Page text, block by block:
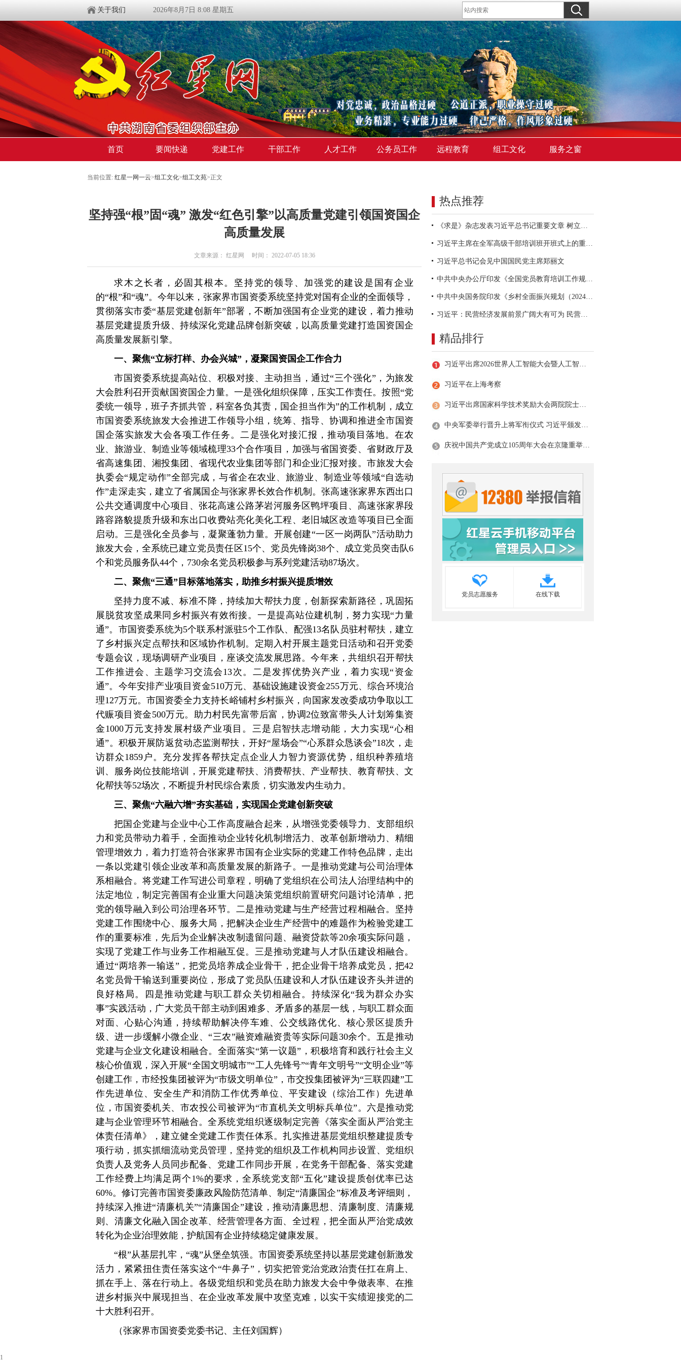
关于我们 2026年8月7日 8:08 星期五
首页 要闻快递 党建工作 干部工作 人才工作 公务员工作 远程教育 组工文化 服务之窗
当前位置: 红星一网一云>组工文化>组工文苑>正文
坚持强“根”固“魂” 激发“红色引擎”以高质量党建引领国资国企
高质量发展
文章来源： 红星网 时间： 2022-07-05 18:36
求木之长者，必固其根本。坚持党的领导、加强党的建设是国有企业
的“根”和“魂”。今年以来，张家界市国资委系统坚持党对国有企业的全面领导，
贯彻落实市委“基层党建创新年”部署，不断加强国有企业党的建设，着力推动
基层党建提质升级、持续深化党建品牌创新突破，以高质量党建打造国资国企
高质量发展新引擎。
一、聚焦“立标打样、办会兴城”，凝聚国资国企工作合力
市国资委系统提高站位、积极对接、主动担当，通过“三个强化”，为旅发
大会胜利召开贡献国资国企力量。一是强化组织保障，压实工作责任。按照“党
委统一领导，班子齐抓共管，科室各负其责，国企担当作为”的工作机制，成立
市国资委系统旅发大会推进工作领导小组，统筹、指导、协调和推进全市国资
国企落实旅发大会各项工作任务。二是强化对接汇报，推动项目落地。在农
业、旅游业、制造业等领域梳理33个合作项目，加强与省国资委、省财政厅及
省高速集团、湘投集团、省现代农业集团等部门和企业汇报对接。市旅发大会
执委会“规定动作”全部完成，与省企在农业、旅游业、制造业等领域“自选动
作”走深走实，建立了省属国企与张家界长效合作机制。张高速张家界东西出口
公共交通调度中心项目、张花高速公路茅岩河服务区鸭坪项目、高速张家界段
路容路貌提质升级和东出口收费站亮化美化工程、老旧城区改造等项目已全面
启动。三是强化全员参与，凝聚蓬勃力量。开展创建“一区一岗两队”活动助力
旅发大会，全系统已建立党员责任区15个、党员先锋岗38个、成立党员突击队6
个和党员服务队44个，730余名党员积极参与系列党建活动87场次。
二、聚焦“三通”目标落地落实，助推乡村振兴提质增效
坚持力度不减、标准不降，持续加大帮扶力度，创新探索新路径，巩固拓
展脱贫攻坚成果同乡村振兴有效衔接。一是提高站位建机制，努力实现“力量
通”。市国资委系统为5个联系村派驻5个工作队、配强13名队员驻村帮扶，建立
了乡村振兴定点帮扶和区域协作机制。定期入村开展主题党日活动和召开党委
专题会议，现场调研产业项目，座谈交流发展思路。今年来，共组织召开帮扶
工作推进会、主题学习交流会13次。二是发挥优势兴产业，着力实现“资金
通”。今年安排产业项目资金510万元、基础设施建设资金255万元、综合环境治
理127万元。市国资委全力支持长峪铺村乡村振兴，向国家发改委成功争取以工
代赈项目资金500万元。助力村民先富带后富，协调2位致富带头人计划筹集资
金1000万元支持发展村级产业项目。三是启智扶志增动能，大力实现“心相
通”。积极开展防返贫动态监测帮扶，开好“屋场会”“心系群众恳谈会”18次，走
访群众1859户。充分发挥各帮扶定点企业人力智力资源优势，组织种养殖培
训、服务岗位技能培训，开展党建帮扶、消费帮扶、产业帮扶、教育帮扶、文
化帮扶等52场次，不断提升村民综合素质，切实激发内生动力。
三、聚焦“六融六增”夯实基础，实现国企党建创新突破
把国企党建与企业中心工作高度融合起来，从增强党委领导力、支部组织
力和党员带动力着手，全面推动企业转化机制增活力、改革创新增动力、精细
管理增效力，着力打造符合张家界市国有企业实际的党建工作特色品牌，走出
一条以党建引领企业改革和高质量发展的新路子。一是推动党建与公司治理体
系相融合。将党建工作写进公司章程，明确了党组织在公司法人治理结构中的
法定地位，制定完善国有企业重大问题决策党组织前置研究问题讨论清单，把
党的领导融入到公司治理各环节。二是推动党建与生产经营过程相融合。坚持
党建工作围绕中心、服务大局，把解决企业生产经营中的难题作为检验党建工
作的重要标准，先后为企业解决改制遗留问题、融资贷款等20余项实际问题，
实现了党建工作与业务工作相融互促。三是推动党建与人才队伍建设相融合。
通过“两培养一输送”，把党员培养成企业骨干，把企业骨干培养成党员，把42
名党员骨干输送到重要岗位，形成了党员队伍建设和人才队伍建设齐头并进的
良好格局。四是推动党建与职工群众关切相融合。持续深化“我为群众办实
事”实践活动，广大党员干部主动到困难多、矛盾多的基层一线，与职工群众面
对面、心贴心沟通，持续帮助解决停车难、公交线路优化、核心景区提质升
级、进一步缓解小微企业、“三农”融资难融资贵等实际问题30余个。五是推动
党建与企业文化建设相融合。全面落实“第一议题”，积极培育和践行社会主义
核心价值观，深入开展“全国文明城市”“工人先锋号”“青年文明号”“文明企业”等
创建工作，市经投集团被评为“市级文明单位”，市交投集团被评为“三联四建”工
作先进单位、安全生产和消防工作优秀单位、平安建设（综治工作）先进单
位，市国资委机关、市农投公司被评为“市直机关文明标兵单位”。六是推动党
建与企业管理环节相融合。全系统党组织逐级制定完善《落实全面从严治党主
体责任清单》，建立健全党建工作责任体系。扎实推进基层党组织整建提质专
项行动，抓实抓细流动党员管理，坚持党的组织及工作机构同步设置、党组织
负责人及党务人员同步配备、党建工作同步开展，在党务干部配备、落实党建
工作经费上均满足两个1%的要求，全系统党支部“五化”建设提质创优率已达
60%。修订完善市国资委廉政风险防范清单、制定“清廉国企”标准及考评细则，
持续深入推进“清廉机关”“清廉国企”建设，推动清廉思想、清廉制度、清廉规
则、清廉文化融入国企改革、经营管理各方面、全过程，把全面从严治党成效
转化为企业治理效能，护航国有企业持续稳定健康发展。
“根”从基层扎牢，“魂”从堡垒筑强。市国资委系统坚持以基层党建创新激发
活力，紧紧扭住责任落实这个“牛鼻子”，切实把管党治党政治责任扛在肩上、
抓在手上、落在行动上。各级党组织和党员在助力旅发大会中争做表率、在推
进乡村振兴中展现担当、在企业改革发展中攻坚克难，以实干实绩迎接党的二
十大胜利召开。
（张家界市国资委党委书记、主任刘国辉）
热点推荐
《求是》杂志发表习近平总书记重要文章 树立和践行正确政绩观
习近平主席在全军高级干部培训班开班式上的重要讲话引领全军开展思想整风、深化政治整训
习近平总书记会见中国国民党主席郑丽文
中共中央办公厅印发《全国党员教育培训工作规划（2024－2028年）》
中共中央国务院印发《乡村全面振兴规划（2024—2027年）》
习近平：民营经济发展前景广阔大有可为 民营企业和民营企业家大显身手正当其时
精品排行
习近平出席2026世界人工智能大会暨人工智能全球治理高级别会议开幕式并发表主旨讲话
习近平在上海考察
习近平出席国家科学技术奖励大会两院院士大会中国科协第十一次全国代表大会并发表重要讲话
中央军委举行晋升上将军衔仪式 习近平颁发命令状并向晋衔的军官表示祝贺
庆祝中国共产党成立105周年大会在京隆重举行 习近平发表重要讲话
党员志愿服务 在线下载
1